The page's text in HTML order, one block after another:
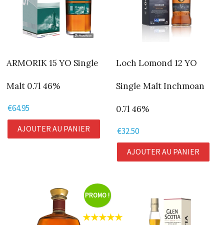
ARMORIK 15 YO Single
Malt 0.7l 46%
€64.95
AJOUTER AU PANIER
Loch Lomond 12 YO
Single Malt Inchmoan
0.7l 46%
€32.50
AJOUTER AU PANIER
★★★★★
PROMO !